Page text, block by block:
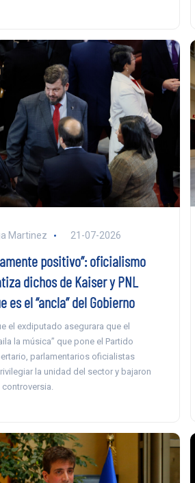
Martinez 21-07-2026
positivo”: oficialismo
dichos de Kaiser y PNL
es el “ancla” del Gobierno
el exdiputado asegurara que el
la música” que pone el Partido
parlamentarios oficialistas
la unidad del sector y bajaron